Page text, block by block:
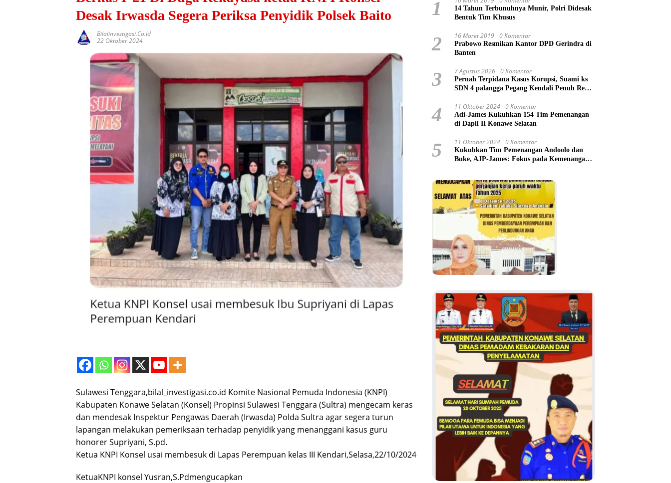
Desak Irwasda Segera Periksa Penyidik Polsek Baito
Bilalinvestigasi.co.id
22 Oktober 2024
Sulawesi Tenggara,bilal_investigasi.co.id Komite Nasional Pemuda Indonesia (KNPI)
Kabupaten Konawe Selatan (Konsel) Propinsi Sulawesi Tenggara (Sultra) mengecam keras
dan mendesak Inspektur Pengawas Daerah (Irwasda) Polda Sultra agar segera turun
lapangan melakukan pemeriksaan terhadap penyidik yang menanggani kasus guru
honorer Supriyani, S.pd.
Ketua KNPI Konsel usai membesuk di Lapas Perempuan kelas III Kendari,Selasa,22/10/2024
KetuaKNPI konsel Yusran,S.Pdmengucapkan
1
14 Tahun Terbunuhnya Munir, Polri Didesak
Bentuk Tim Khusus
2 16 Maret 2019 0 Komentar
Prabowo Resmikan Kantor DPD Gerindra di
Banten
3 7 Agustus 2026 0 Komentar
Pernah Terpidana Kasus Korupsi, Suami ks
SDN 4 palangga Pegang Kendali Penuh Revit
Pelaporan
4 11 Oktober 2024 0 Komentar
Adi-James Kukuhkan 154 Tim Pemenangan
di Dapil II Konawe Selatan
5 11 Oktober 2024 0 Komentar
Kukuhkan Tim Pemenangan Andoolo dan
Buke, AJP-James: Fokus pada Kemenangan